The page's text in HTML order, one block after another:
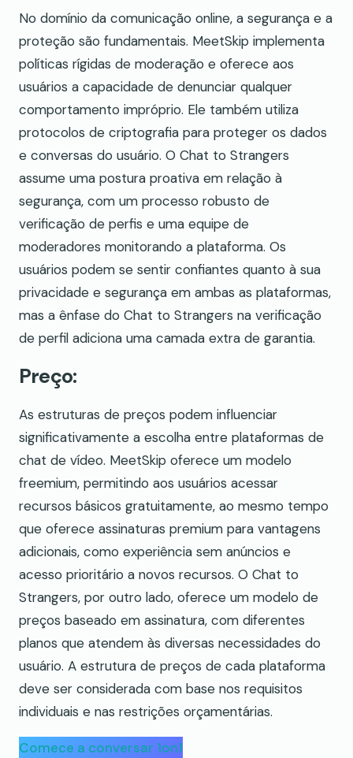
No domínio da comunicação online, a segurança e a
proteção são fundamentais. MeetSkip implementa
políticas rígidas de moderação e oferece aos
usuários a capacidade de denunciar qualquer
comportamento impróprio. Ele também utiliza
protocolos de criptografia para proteger os dados
e conversas do usuário. O Chat to Strangers
assume uma postura proativa em relação à
segurança, com um processo robusto de
verificação de perfis e uma equipe de
moderadores monitorando a plataforma. Os
usuários podem se sentir confiantes quanto à sua
privacidade e segurança em ambas as plataformas,
mas a ênfase do Chat to Strangers na verificação
de perfil adiciona uma camada extra de garantia.
Preço:
As estruturas de preços podem influenciar
significativamente a escolha entre plataformas de
chat de vídeo. MeetSkip oferece um modelo
freemium, permitindo aos usuários acessar
recursos básicos gratuitamente, ao mesmo tempo
que oferece assinaturas premium para vantagens
adicionais, como experiência sem anúncios e
acesso prioritário a novos recursos. O Chat to
Strangers, por outro lado, oferece um modelo de
preços baseado em assinatura, com diferentes
planos que atendem às diversas necessidades do
usuário. A estrutura de preços de cada plataforma
deve ser considerada com base nos requisitos
individuais e nas restrições orçamentárias.
Comece a conversar 1on1